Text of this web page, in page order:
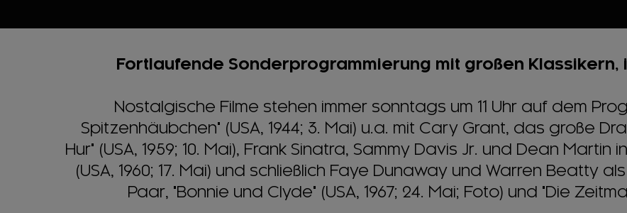
Fortlaufende Sonderprogrammierung mit großen Klassikern,
Nostalgische Filme stehen immer sonntags um 11 Uhr auf dem
Spitzenhäubchen" (USA, 1944; 3. Mai) u.a. mit Cary Grant, das große
Hur" (USA, 1959; 10. Mai), Frank Sinatra, Sammy Davis Jr. und Dean
(USA, 1960; 17. Mai) und schließlich Faye Dunaway und Warren Beatty
Paar, "Bonnie und Clyde" (USA, 1967; 24. Mai; Foto) und "Die